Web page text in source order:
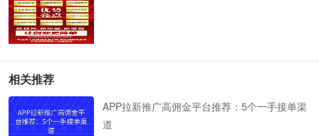
相关推荐
APP拉新推广高佣金平台推荐：5个一手接单渠
道